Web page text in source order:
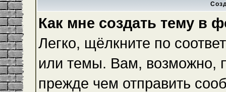
Как мне создать тему в
Легко, щёлкните по
или темы. Вам, возможно,
прежде чем отправить